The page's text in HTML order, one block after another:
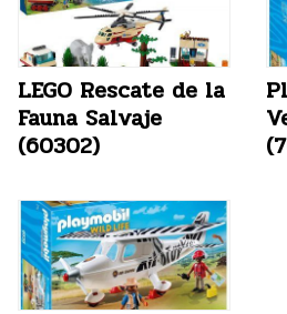
LEGO Rescate de la
Fauna Salvaje
(60302)